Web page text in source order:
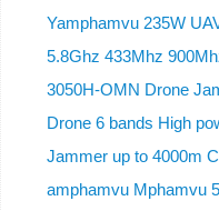
Yamphamvu 235W
5.8Ghz 433Mhz
3050H-OMN Drone
Drone 6 bands High
Jammer up to 4000m
amphamvu Mphamvu